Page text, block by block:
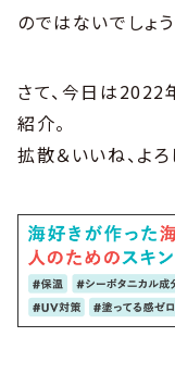
のではないでしょう
さて、今日は
紹介。
拡散＆いいね、よ